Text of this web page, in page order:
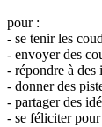
pour :
- se tenir les
- envoyer des
- répondre à des
- donner des
- partager des
- se féliciter